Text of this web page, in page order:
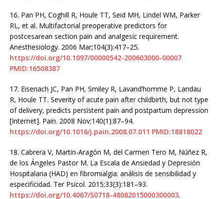
16. Pan PH, Coghill R, Houle TT, Seid MH, Lindel WM, Parker
RL, et al. Multifactorial preoperative predictors for
postcesarean section pain and analgesic requirement.
Anesthesiology. 2006 Mar;104(3):417–25.
https://doi.org/10.1097/00000542-200603000-00007
PMID:16508387
17. Eisenach JC, Pan PH, Smiley R, Lavand’homme P, Landau
R, Houle TT. Severity of acute pain after childbirth, but not type
of delivery, predicts persistent pain and postpartum depression
[Internet]. Pain. 2008 Nov;140(1):87–94.
https://doi.org/10.1016/j.pain.2008.07.011 PMID:18818022
18. Cabrera V, Martin-Aragón M, del Carmen Tero M, Núñez R,
de los Ángeles Pastor M. La Escala de Ansiedad y Depresión
Hospitalaria (HAD) en fibromialgia: análisis de sensibilidad y
especificidad. Ter Psicol. 2015;33(3):181–93.
https://doi.org/10.4067/S0718-48082015000300003.